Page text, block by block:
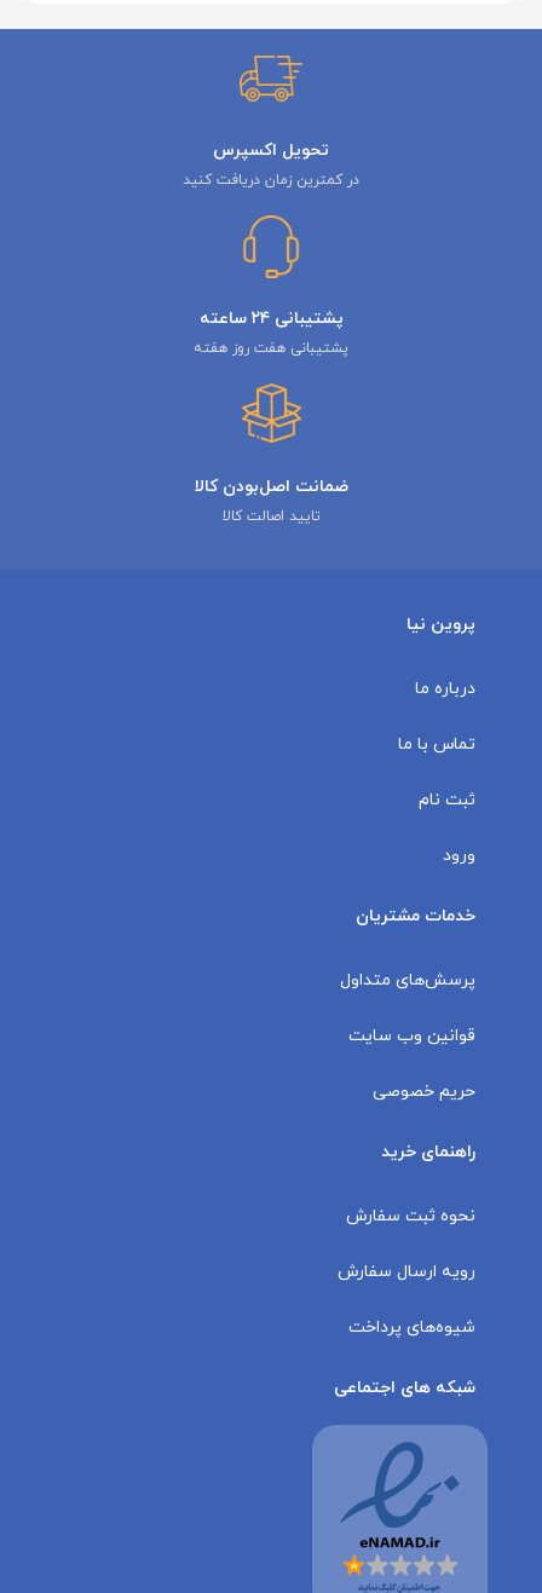
تحویل اکسپرس
در کمترین زمان دریافت کنید
پشتیبانی ۲۴ ساعته
پشتیبانی هفت روز هفته
ضمانت اصل‌بودن کالا
تایید اصالت کالا
پروین نیا
درباره ما
تماس با ما
ثبت نام
ورود
خدمات مشتریان
پرسش‌های متداول
قوانین وب سایت
حریم خصوصی
راهنمای خرید
نحوه ثبت سفارش
رویه ارسال سفارش
شیوه‌های پرداخت
شبکه های اجتماعی